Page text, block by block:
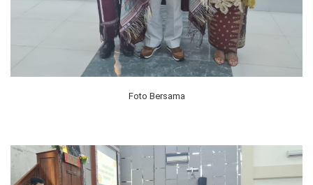
Foto Bersama